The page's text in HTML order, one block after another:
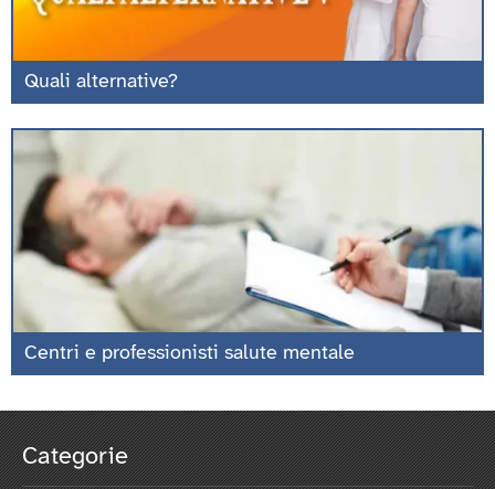
Quali alternative?
Centri e professionisti salute mentale
Categorie